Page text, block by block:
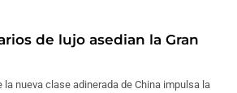
de lujo asedian la Gran
la nueva clase adinerada de China impulsa la